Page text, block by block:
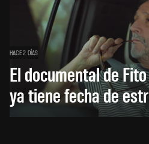
HACE 2 DÍAS
El documental de
ya tiene fecha de